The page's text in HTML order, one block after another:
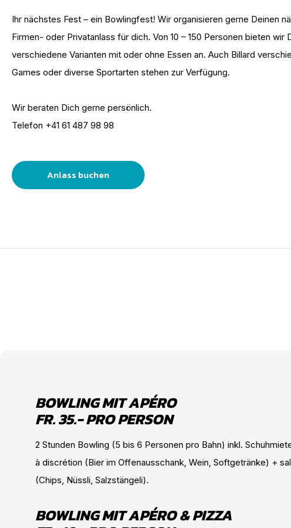
Ihr nächstes Fest – ein Bowlingfest! Wir organisieren gerne Deinen
Firmen- oder Privatanlass für dich. Von 10 – 150 Personen bieten wir
verschiedene Varianten mit oder ohne Essen an. Auch Billard
Games oder diverse Sportarten stehen zur Verfügung.
Wir beraten Dich gerne persönlich.
Telefon +41 61 487 98 98
Anlass buchen
BOWLING MIT APÉRO
FR. 35.- PRO PERSON
2 Stunden Bowling (5 bis 6 Personen pro Bahn) inkl.
à discrétion (Bier im Offenausschank, Wein, Softgetränke) +
(Chips, Nüssli, Salzstängeli).
BOWLING MIT APÉRO & PIZZA